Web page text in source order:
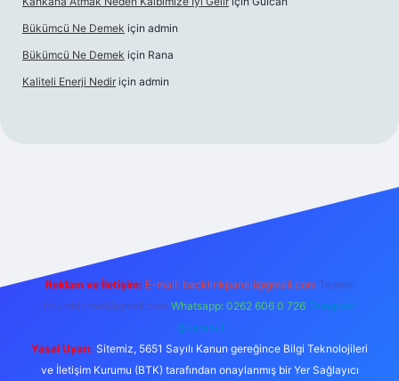
Bükümcü Ne Demek için admin
Bükümcü Ne Demek için Rana
Kaliteli Enerji Nedir için admin
Reklam ve İletişim: E-mail: backlinkpaneli@gmail.com Teams:
forumhizmeti@gmail.com Whatsapp: 0262 606 0 726 Telegram:
@karabul
Yasal Uyarı: Sitemiz, 5651 Sayılı Kanun gereğince Bilgi Teknolojileri
ve İletişim Kurumu (BTK) tarafından onaylanmış bir Yer Sağlayıcı